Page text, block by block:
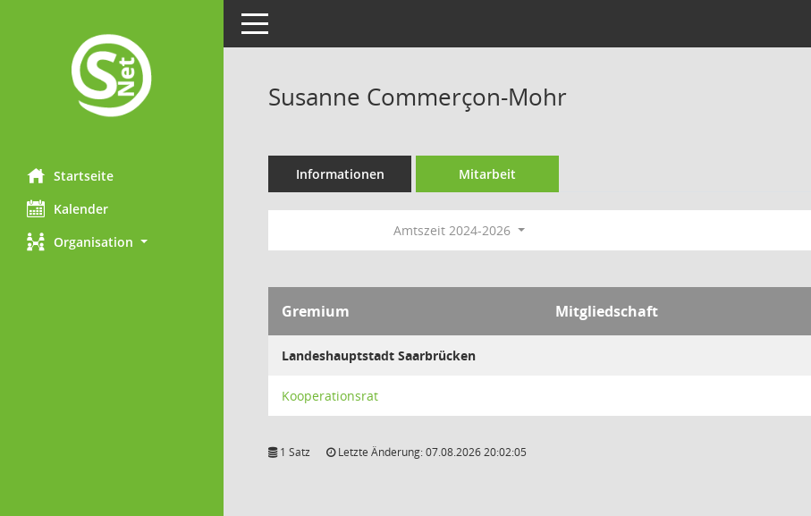
Startseite
Kalender
Organisation
Toggle navigation
Susanne Commerçon-Mohr
Informationen Mitarbeit
Amtszeit 2024-2026
Gremium Mitgliedschaft
Landeshauptstadt Saarbrücken
Kooperationsrat
1 Satz Letzte Änderung: 07.08.2026 20:02:05